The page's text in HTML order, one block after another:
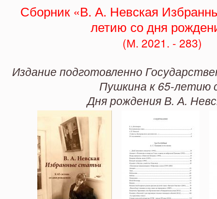
Сборник «В. А. Невская
Сборник «В. А. Невская
летию со дня
(М. 2021. - 283)
Издание подготовленно
Пушкина к 65-летию
Дня рождения В. А.